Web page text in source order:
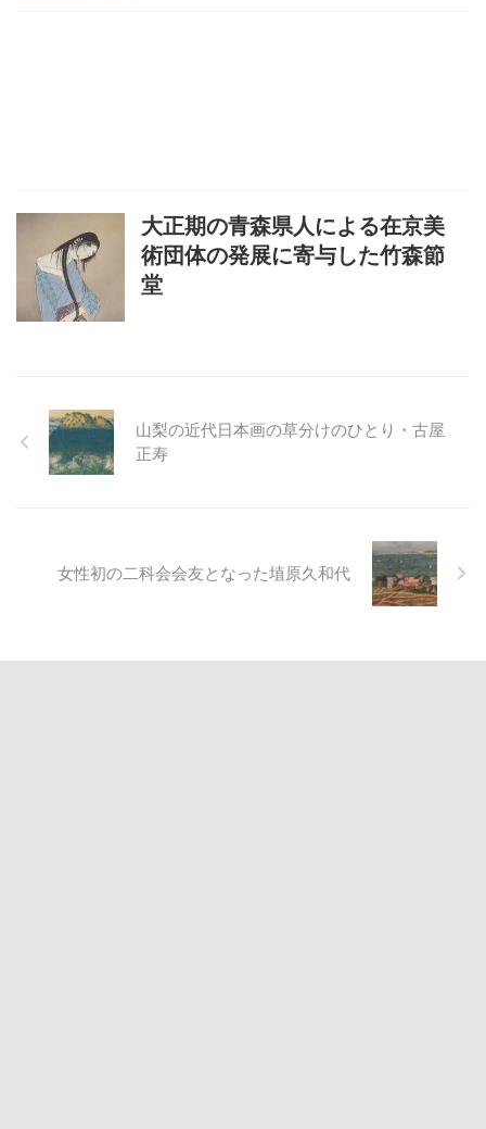
大正期の青森県人による在京美
術団体の発展に寄与した竹森節
堂
山梨の近代日本画の草分けのひとり・古屋
正寿
女性初の二科会会友となった埴原久和代